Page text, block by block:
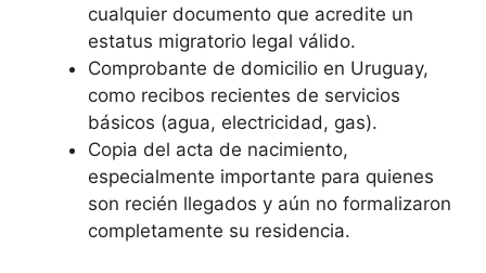
cualquier documento que acredite un
estatus migratorio legal válido.
Comprobante de domicilio en Uruguay,
como recibos recientes de servicios
básicos (agua, electricidad, gas).
Copia del acta de nacimiento,
especialmente importante para quienes
son recién llegados y aún no formalizaron
completamente su residencia.